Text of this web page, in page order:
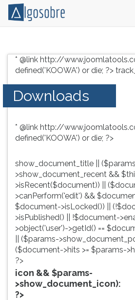
grátis
vestibular,
enem
concursos.
resumos
livros,
biografias,
profissões,
simulados
comentados.
Acessibilidade
leitor
TAB
depois
F
para
ouvir
conteúdo
principal
pular
essa
leitura
pressione
depois
pausar
* @link http://
defined('KOOWA') or die; ?>
Downloads
* @link http://
defined('KOOWA') or die; ?>
show_document_title ||
>show_document_recent &&
>isRecent($document)) ||
>canPerform('edit') &&
$document->isLocked()) ||
>isPublished() || !$document-
>object('user')->getId() ==
|| ($params-
($document->hits >= $params-
?>
icon && $params-
>show_document_icon):
?>